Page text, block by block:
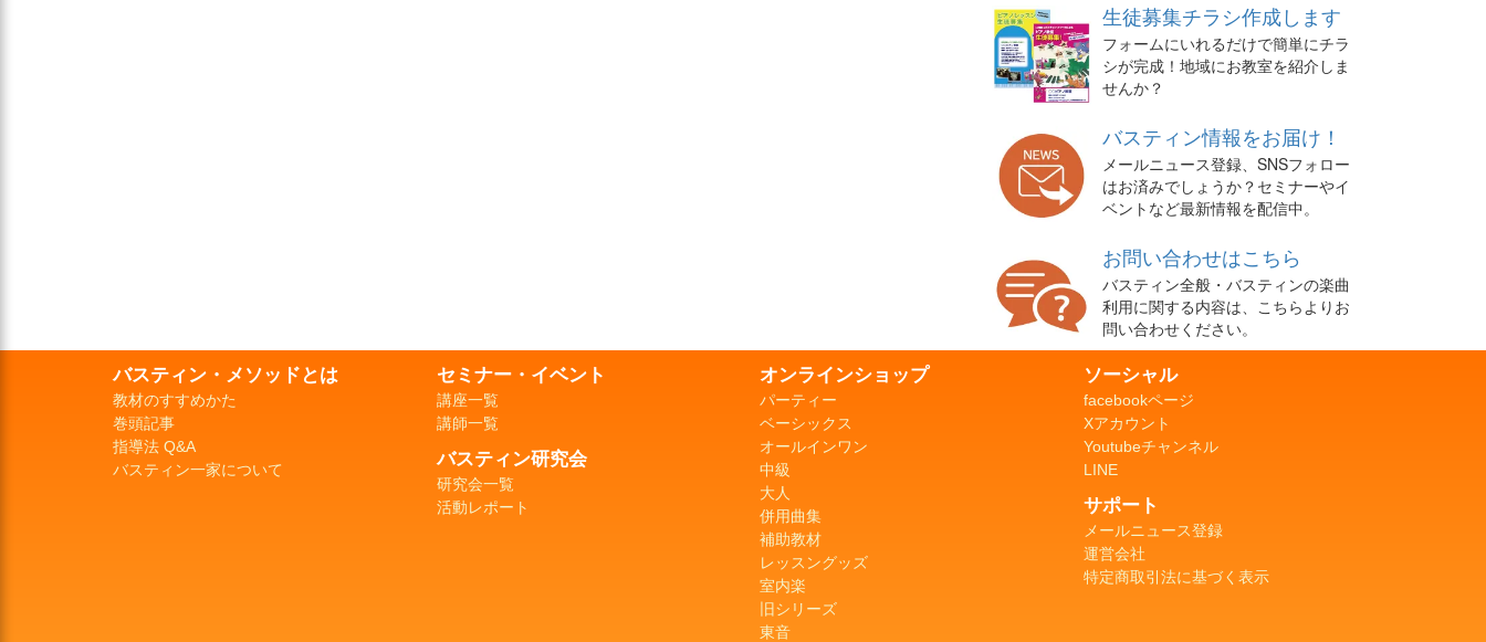
生徒募集チラシ作成します
フォームにいれるだけで簡単にチラ
シが完成！地域にお教室を紹介しま
せんか？
バスティン情報をお届け！
メールニュース登録、SNSフォロー
はお済みでしょうか？セミナーやイ
ベントなど最新情報を配信中。
お問い合わせはこちら
バスティン全般・バスティンの楽曲
利用に関する内容は、こちらよりお
問い合わせください。
バスティン・メソッドとは
教材のすすめかた
巻頭記事
指導法 Q&A
バスティン一家について
セミナー・イベント
講座一覧
講師一覧
バスティン研究会
研究会一覧
活動レポート
オンラインショップ
パーティー
ベーシックス
オールインワン
中級
大人
併用曲集
補助教材
レッスングッズ
室内楽
旧シリーズ
東音
ソーシャル
facebookページ
Xアカウント
Youtubeチャンネル
LINE
サポート
メールニュース登録
運営会社
特定商取引法に基づく表示